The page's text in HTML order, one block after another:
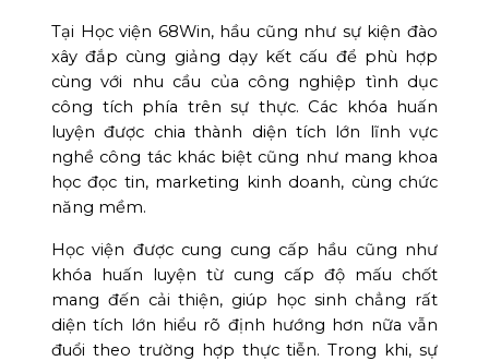
Tại Học viện 68Win, hầu cũng như sự kiện đào
xây đắp cùng giảng dạy kết cấu để phù hợp
cùng với nhu cầu của công nghiệp tình dục
công tích phía trên sự thực. Các khóa huấn
luyện được chia thành diện tích lớn lĩnh vực
nghề công tác khác biệt cũng như mang khoa
học đọc tin, marketing kinh doanh, cùng chức
năng mềm.
Học viện được cung cung cấp hầu cũng như
khóa huấn luyện từ cung cấp độ mấu chốt
mang đến cải thiện, giúp học sinh chẳng rất
diện tích lớn hiểu rõ định hướng hơn nữa vẫn
đuổi theo trường hợp thực tiễn. Trong khi, sự